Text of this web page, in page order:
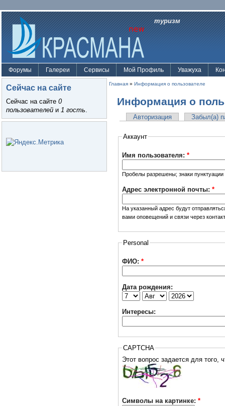
туризм
Форумы Галереи Сервисы Мой Профиль Уважуха
Сейчас на сайте
Сейчас на сайте 0
пользователей и 1 гость.
Главная » Информация о пользователе
Информация о
Авторизация Забыл(а)
Аккаунт
Имя пользователя: *
Пробелы разрешены; знаки
Адрес электронной почты: *
На указанный адрес будут
вами оповещений и связи через
Personal
ФИО: *
Дата рождения:
Интересы:
CAPTCHA
Символы на картинке: *